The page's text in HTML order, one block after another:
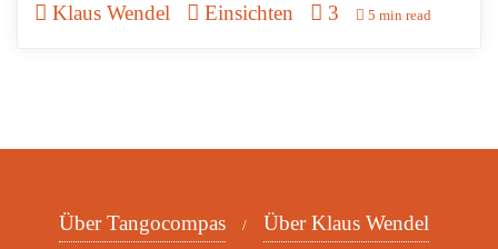
Klaus Wendel Einsichten 3 5 min read
Über Tangocompas Über Klaus Wendel